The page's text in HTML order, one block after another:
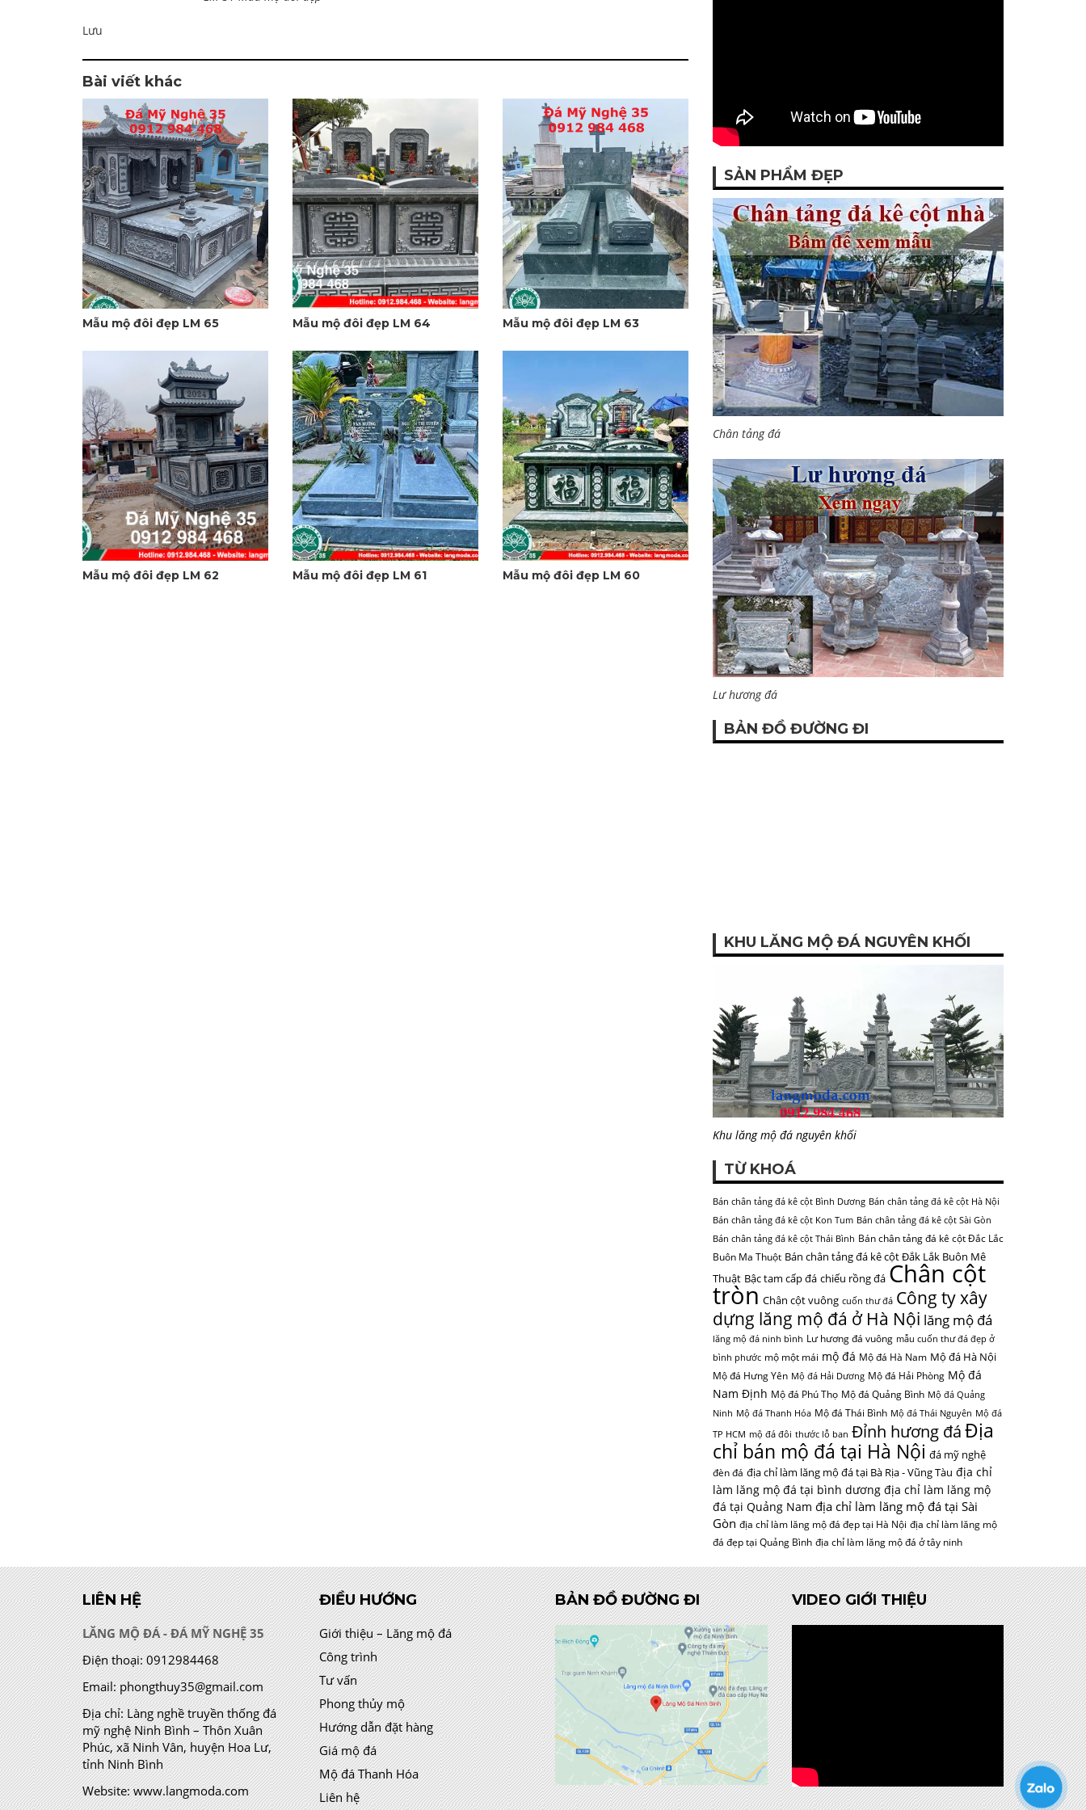
Lưu
Bài viết khác
Mẫu mộ đôi đẹp LM 65 Mẫu mộ đôi đẹp LM 64 Mẫu mộ đôi đẹp LM 63
Mẫu mộ đôi đẹp LM 62 Mẫu mộ đôi đẹp LM 61 Mẫu mộ đôi đẹp LM 60
SẢN PHẨM ĐẸP
Chân tảng đá
Lư hương đá
BẢN ĐỒ ĐƯỜNG ĐI
KHU LĂNG MỘ ĐÁ NGUYÊN KHỐI
Khu lăng mộ đá nguyên khối
TỪ KHOÁ
Bán chân tảng đá kê cột Bình Dương Bán chân tảng đá kê cột Hà Nội
Bán chân tảng đá kê cột Kon Tum Bán chân tảng đá kê cột Sài Gòn
Bán chân tảng đá kê cột Thái Bình Bán chân tảng đá kê cột Đắc Lắc
Buôn Ma Thuột Bán chân tảng đá kê cột Đắk Lắk Buôn Mê
Thuật Bậc tam cấp đá chiếu rồng đá Chân cột
tròn Chân cột vuông cuốn thư đá Công ty xây
dựng lăng mộ đá ở Hà Nội lăng mộ đá
lăng mộ đá ninh bình Lư hương đá vuông mẫu cuốn thư đá đẹp ở
bình phước mộ một mái mộ đá Mộ đá Hà Nam Mộ đá Hà Nội
Mộ đá Hưng Yên Mộ đá Hải Dương Mộ đá Hải Phòng Mộ đá
Nam Định Mộ đá Phú Thọ Mộ đá Quảng Bình Mộ đá Quảng
Ninh Mộ đá Thanh Hóa Mộ đá Thái Bình Mộ đá Thái Nguyên Mộ đá
TP HCM mộ đá đôi thước lỗ ban Đỉnh hương đáĐịa
chỉ bán mộ đá tại Hà Nội đá mỹ nghệ
đèn đá địa chỉ làm lăng mộ đá tại Bà Rịa - Vũng Tàu địa chỉ
làm lăng mộ đá tại bình dương địa chỉ làm lăng mộ
đá tại Quảng Nam địa chỉ làm lăng mộ đá tại Sài
Gòn địa chỉ làm lăng mộ đá đẹp tại Hà Nội địa chỉ làm lăng mộ
đá đẹp tại Quảng Bình địa chỉ làm lăng mộ đá ở tây ninh
LIÊN HỆ
LĂNG MỘ ĐÁ - ĐÁ MỸ NGHỆ 35
Điện thoại: 0912984468
Email: phongthuy35@gmail.com
Địa chỉ:Làng nghề truyền thống đá
mỹ nghệ Ninh Bình – Thôn Xuân
Phúc, xã Ninh Vân, huyện Hoa Lư,
tỉnh Ninh Bình
Website: www.langmoda.com
ĐIỀU HƯỚNG
Giới thiệu – Lăng mộ đá
Công trình
Tư vấn
Phong thủy mộ
Hướng dẫn đặt hàng
Giá mộ đá
Mộ đá Thanh Hóa
Liên hệ
BẢN ĐỒ ĐƯỜNG ĐI VIDEO GIỚI THIỆU